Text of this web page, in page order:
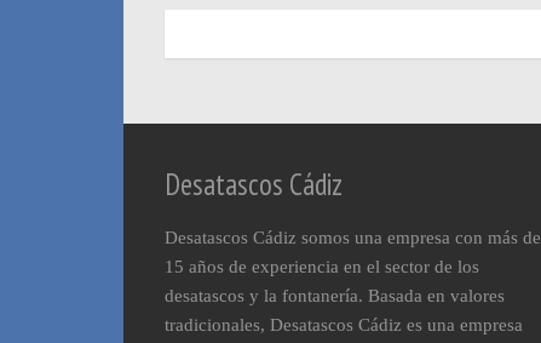
Desatascos Cádiz
Desatascos Cádiz somos una empresa con más de
15 años de experiencia en el sector de los
desatascos y la fontanería. Basada en valores
tradicionales, Desatascos Cádiz es una empresa